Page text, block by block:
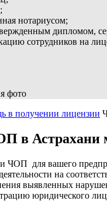
нотариусом;
дипломом,
сотрудников на
в получении лицензии
в Астрахани
ЧОП для вашего
на
выявленных
юридического